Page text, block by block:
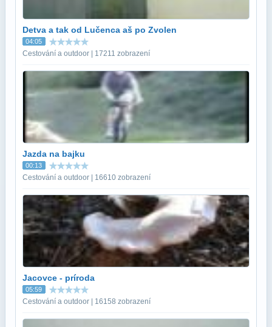
Detva a tak od Lučenca aš po Zvolen
04:05
Cestování a outdoor | 17211 zobrazení
Jazda na bajku
00:13
Cestování a outdoor | 16610 zobrazení
Jacovce - príroda
05:59
Cestování a outdoor | 16158 zobrazení